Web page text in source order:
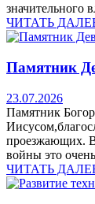
значительного
ЧИТАТЬ
Памятник
23.07.2026
Памятник
проезжающих.
войны это
ЧИТАТЬ